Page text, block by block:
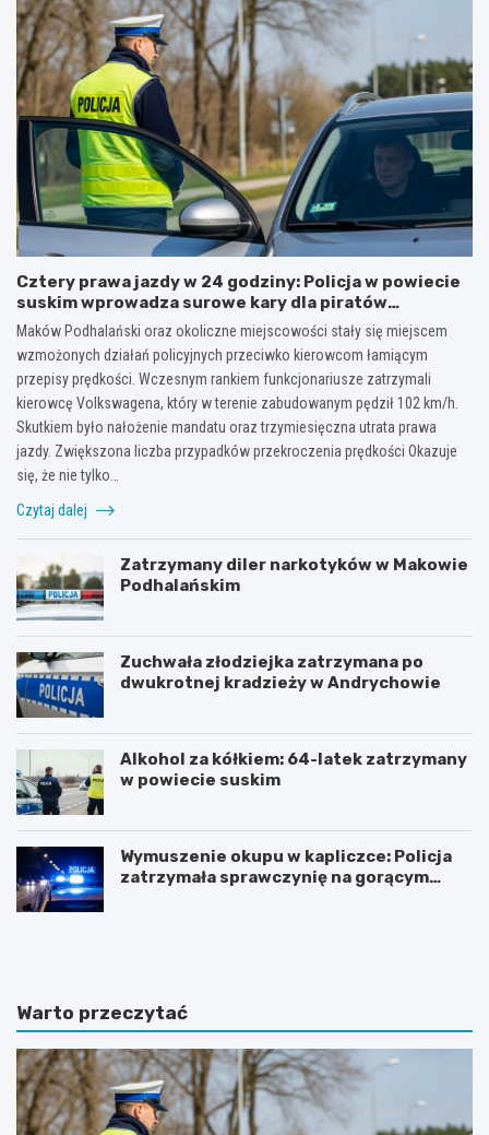
Cztery prawa jazdy w 24 godziny: Policja w powiecie
suskim wprowadza surowe kary dla piratów
drogowych!
Maków Podhalański oraz okoliczne miejscowości stały się miejscem
wzmożonych działań policyjnych przeciwko kierowcom łamiącym
przepisy prędkości. Wczesnym rankiem funkcjonariusze zatrzymali
kierowcę Volkswagena, który w terenie zabudowanym pędził 102 km/h.
Skutkiem było nałożenie mandatu oraz trzymiesięczna utrata prawa
jazdy. Zwiększona liczba przypadków przekroczenia prędkości Okazuje
się, że nie tylko…
Czytaj dalej
Zatrzymany diler narkotyków w Makowie
Podhalańskim
Zuchwała złodziejka zatrzymana po
dwukrotnej kradzieży w Andrychowie
Alkohol za kółkiem: 64-latek zatrzymany
w powiecie suskim
Wymuszenie okupu w kapliczce: Policja
zatrzymała sprawczynię na gorącym
Z
n
y
w
z
r
o
Z
s
k
o
t
u
r
Warto przeczytać